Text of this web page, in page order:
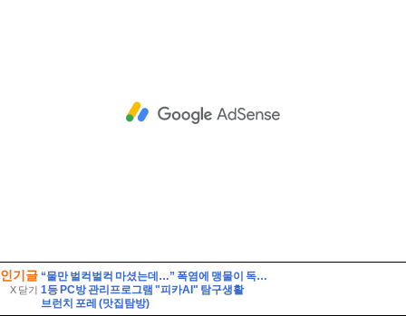
인기글
X 닫기
“물만 벌컥벌컥 마셨는데…” 폭염에 맹물이 독이 되는 이유
1등 PC방 관리프로그램 "피카AI" 탐구생활
브런치 포레 (맛집탐방)